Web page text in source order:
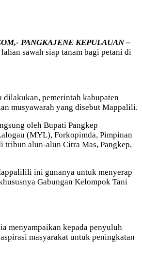
PANGKAJENE KEPULAUAN –
sawah siap tanam bagi petani di
dilakukan, pemerintah kabupaten
musyawarah yang disebut Mappalili.
oleh Bupati Pangkep
(MYL), Forkopimda, Pimpinan
tribun alun-alun Citra Mas, Pangkep,
ini gunanya untuk menyerap
Gabungan Kelompok Tani
menyampaikan kepada penyuluh
masyarakat untuk peningkatan